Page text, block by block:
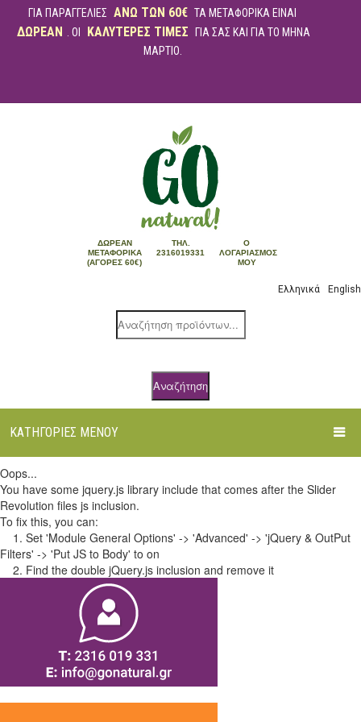
ΓΙΑ ΠΑΡΑΓΓΕΛΙΕΣ ΑΝΩ ΤΩΝ 60€ ΤΑ ΜΕΤΑΦΟΡΙΚΑ ΕΙΝΑΙ
ΔΩΡΕΑΝ . ΟΙ ΚΑΛΥΤΕΡΕΣ ΤΙΜΕΣ
ΓΙΑ ΣΑΣ ΚΑΙ ΓΙΑ ΤΟ ΜΗΝΑ
ΜΑΡΤΙΟ.
ΔΩΡΕΆΝ
ΜΕΤΑΦΟΡΙΚΆ
(ΑΓΟΡΈΣ 60€)
ΤΗΛ.
2316019331
Ο
ΛΟΓΑΡΙΑΣΜΌΣ
ΜΟΥ
Ελληνικά English
Products
Αναζήτηση
ΚΑΤΗΓΟΡΊΕΣ ΜΕΝΟΎ
ΑΡΧΙΚΉ
ΌΛΑ ΤΑ ΠΡΟΪΌΝΤΑ
ΒΌΤΑΝΑ
Τριμμένα Βότανα σε Doypack
Αφέψημα σε φακελάκια
Τριμμένα Βότανα σε Βαζάκι
Άτριφτα Βότανα
Μείγματα Βοτάνων
ΒΆΜΜΑΤΑ
Βάμματα Βοτάνων
Μείγματα / Ελιξήρια
ΦΥΤΙΚΆ ΈΛΑΙΑ
Εξωτερικής Χρήσης
Μείγματα για Εξωτερική Χρήση
Βρώσιμα Λάδια
ΑΙΘΈΡΙΑ ΈΛΑΙΑ
Αιθέρια Έλαια Melimpampa
Αιθέρια Έλαια Βοτανόκηπος
ΤΡΌΦΙΜΑ
Υπερτροφές
ΦΥΤΙΚΆ ΚΑΛΛΥΝΤΙΚΆ
Oops...
You have some jquery.js library include that comes after the Slider
Revolution files js inclusion.
To fix this, you can:
1. Set 'Module General Options' -> 'Advanced' -> 'jQuery & OutPut
Filters' -> 'Put JS to Body' to on
2. Find the double jQuery.js inclusion and remove it